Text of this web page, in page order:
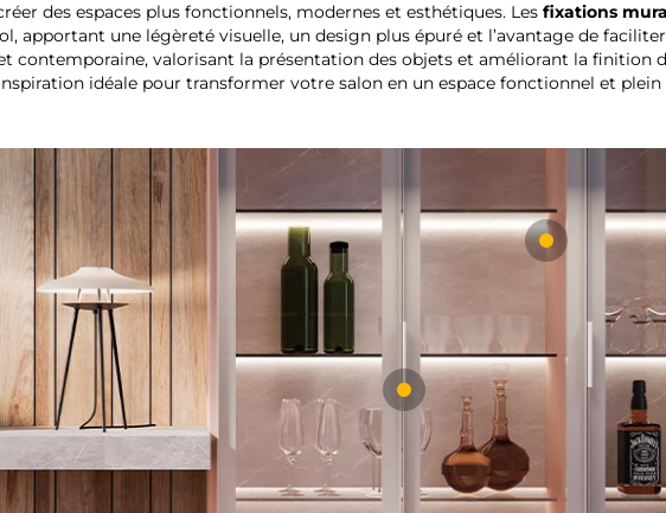
des espaces plus fonctionnels, modernes et esthétiques. Les fixations
apportant une légèreté visuelle, un design plus épuré et l’avantage de
contemporaine, valorisant la présentation des objets et améliorant la finition
idéale pour transformer votre salon en un espace fonctionnel et plein